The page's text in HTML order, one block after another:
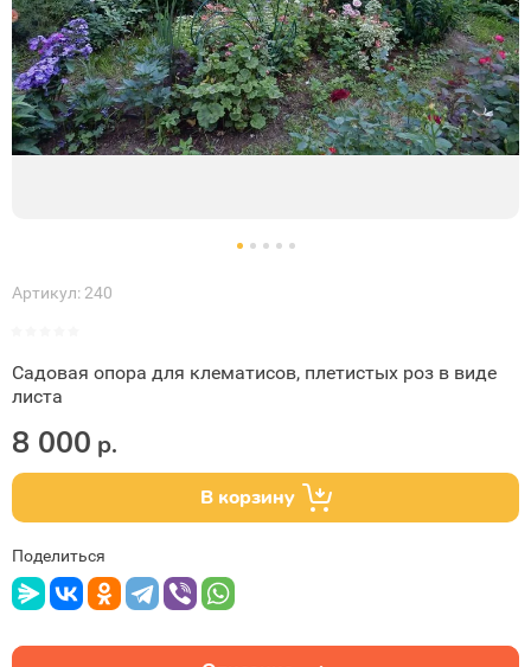
Артикул: 240
Садовая опора для клематисов, плетистых роз в виде
листа
8 000 р.
В корзину
Поделиться